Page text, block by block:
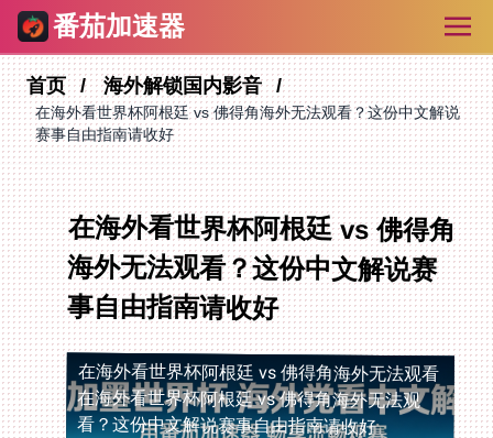
番茄加速器
首页 海外解锁国内影音
在海外看世界杯阿根廷 vs 佛得角海外无法观看？这份中文解说
赛事自由指南请收好
在海外看世界杯阿根廷 vs 佛得角
海外无法观看？这份中文解说赛
事自由指南请收好
在海外看世界杯阿根廷 vs 佛得角海外无法观看
在海外看世界杯阿根廷 vs 佛得角海外无法观
看？这份中文解说赛事自由指南请收好